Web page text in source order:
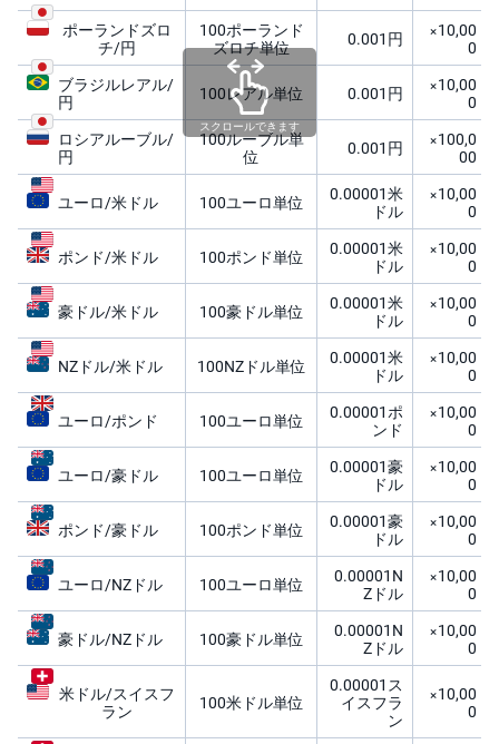
D
e
o
ポーランドズロ
チ/円
100ポーランド
ズロチ単位
0.001円
×10,00
0
ブラジルレアル/
円
100レアル単位 0.001円
×10,00
0
ロシアルーブル/
円
100ルーブル単
位
0.001円
×100,0
00
ユーロ/米ドル 100ユーロ単位
0.00001米
ドル
×10,00
0
ポンド/米ドル 100ポンド単位
0.00001米
ドル
×10,00
0
豪ドル/米ドル 100豪ドル単位
0.00001米
ドル
×10,00
0
NZドル/米ドル 100NZドル単位
0.00001米
ドル
×10,00
0
ユーロ/ポンド 100ユーロ単位
0.00001ポ
ンド
×10,00
0
ユーロ/豪ドル 100ユーロ単位
0.00001豪
ドル
×10,00
0
ポンド/豪ドル 100ポンド単位
0.00001豪
ドル
×10,00
0
ユーロ/NZドル 100ユーロ単位
0.00001N
Zドル
×10,00
0
豪ドル/NZドル 100豪ドル単位
0.00001N
Zドル
×10,00
0
米ドル/スイスフ
ラン
100米ドル単位
0.00001ス
イスフラ
ン
×10,00
0
スクロールできます